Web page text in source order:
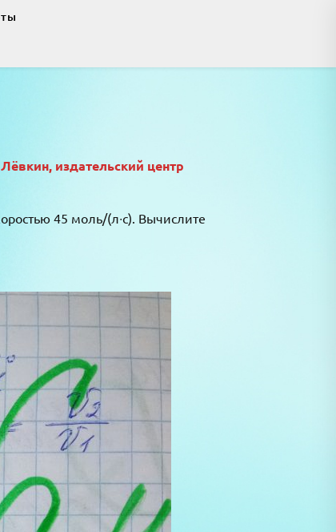
издательский центр
45 моль/(л∙с). Вычислите